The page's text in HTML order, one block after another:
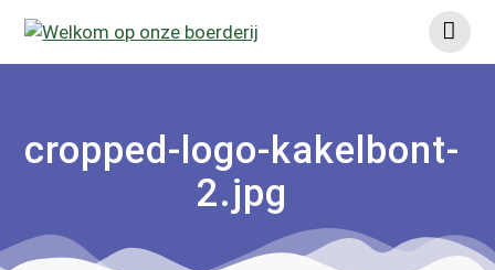
naar
de
cropped-logo-kakelbont-
2.jpg